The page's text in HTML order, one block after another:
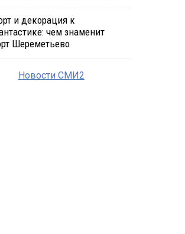
и декорация к
чем знаменит
Шереметьево
Новости СМИ2